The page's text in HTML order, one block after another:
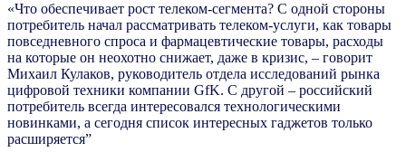
«Что обеспечивает рост телеком-сегмента? С одной стороны
потребитель начал рассматривать телеком-услуги, как товары
повседневного спроса и фармацевтические товары, расходы
на которые он неохотно снижает, даже в кризис, – говорит
Михаил Кулаков, руководитель отдела исследований рынка
цифровой техники компании GfK. С другой – российский
потребитель всегда интересовался технологическими
новинками, а сегодня список интересных гаджетов только
расширяется”